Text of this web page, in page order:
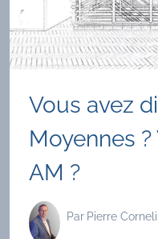
Vous avez
Moyennes
AM ?
Par Pierre